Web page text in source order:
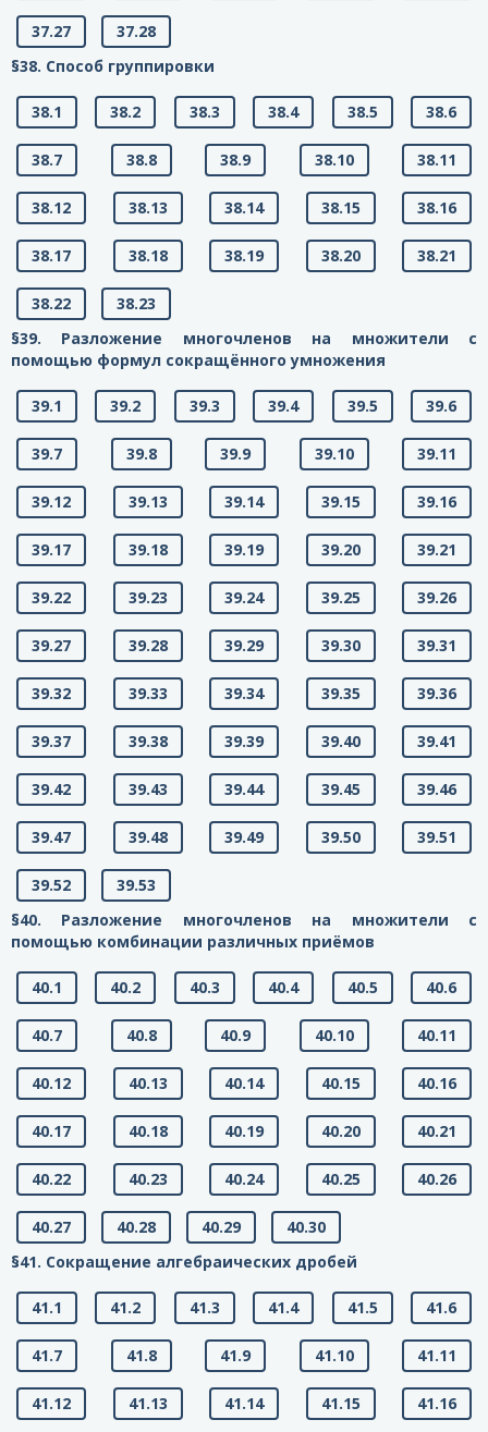
37.27
37.28
§38. Способ группировки
38.1 38.2 38.3 38.4 38.5 38.6
38.7 38.8 38.9 38.10 38.11
38.12 38.13 38.14 38.15 38.16
38.17 38.18 38.19 38.20 38.21
38.22
38.23
§39. Разложение многочленов на множители с
помощью формул сокращённого умножения
39.1 39.2 39.3 39.4 39.5 39.6
39.7 39.8 39.9 39.10 39.11
39.12 39.13 39.14 39.15 39.16
39.17 39.18 39.19 39.20 39.21
39.22 39.23 39.24 39.25 39.26
39.27 39.28 39.29 39.30 39.31
39.32 39.33 39.34 39.35 39.36
39.37 39.38 39.39 39.40 39.41
39.42 39.43 39.44 39.45 39.46
39.47 39.48 39.49 39.50 39.51
39.52
39.53
§40. Разложение многочленов на множители с
помощью комбинации различных приёмов
40.1 40.2 40.3 40.4 40.5 40.6
40.7 40.8 40.9 40.10 40.11
40.12 40.13 40.14 40.15 40.16
40.17 40.18 40.19 40.20 40.21
40.22 40.23 40.24 40.25 40.26
40.27 40.28 40.29
40.30
§41. Сокращение алгебраических дробей
41.1 41.2 41.3 41.4 41.5 41.6
41.7 41.8 41.9 41.10 41.11
41.12 41.13 41.14 41.15 41.16